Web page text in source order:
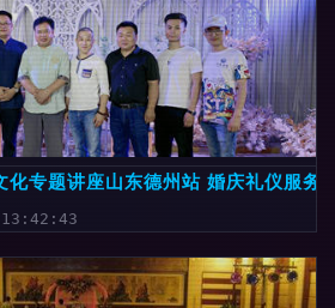
化专题讲座山东德州站 婚庆礼仪服务
13:42:43